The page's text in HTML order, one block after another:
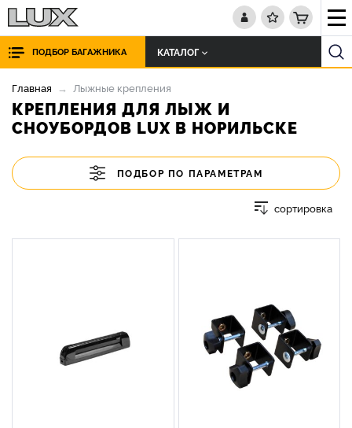
ПОДБОР БАГАЖНИКА КАТАЛОГ
Главная Лыжные крепления
КРЕПЛЕНИЯ ДЛЯ ЛЫЖ И
СНОУБОРДОВ LUX В НОРИЛЬСКЕ
ПОДБОР ПО ПАРАМЕТРАМ
сортировка